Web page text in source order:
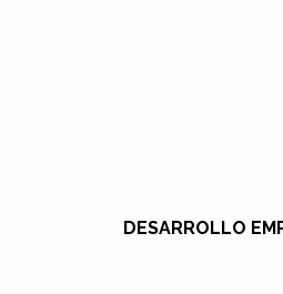
DESARROLLO